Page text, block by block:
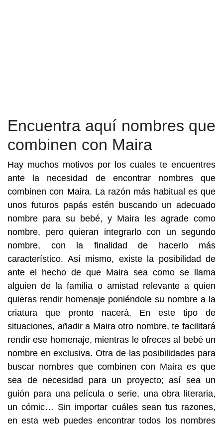
Encuentra aquí nombres que
combinen con Maira
Hay muchos motivos por los cuales te encuentres
ante la necesidad de encontrar nombres que
combinen con Maira. La razón más habitual es que
unos futuros papás estén buscando un adecuado
nombre para su bebé, y Maira les agrade como
nombre, pero quieran integrarlo con un segundo
nombre, con la finalidad de hacerlo más
característico. Así mismo, existe la posibilidad de
ante el hecho de que Maira sea como se llama
alguien de la familia o amistad relevante a quien
quieras rendir homenaje poniéndole su nombre a la
criatura que pronto nacerá. En este tipo de
situaciones, añadir a Maira otro nombre, te facilitará
rendir ese homenaje, mientras le ofreces al bebé un
nombre en exclusiva. Otra de las posibilidades para
buscar nombres que combinen con Maira es que
sea de necesidad para un proyecto; así sea un
guión para una película o serie, una obra literaria,
un cómic… Sin importar cuáles sean tus razones,
en esta web puedes encontrar todos los nombres